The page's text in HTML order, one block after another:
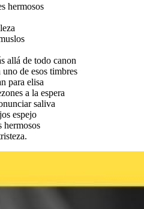
hermosos
allá de todo canon
de esos timbres
para elisa
a la espera
saliva
espejo
hermosos